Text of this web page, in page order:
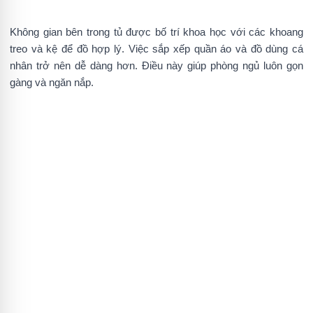
Không gian bên trong tủ được bố trí khoa học với các khoang
treo và kệ để đồ hợp lý. Việc sắp xếp quần áo và đồ dùng cá
nhân trở nên dễ dàng hơn. Điều này giúp phòng ngủ luôn gọn
gàng và ngăn nắp.